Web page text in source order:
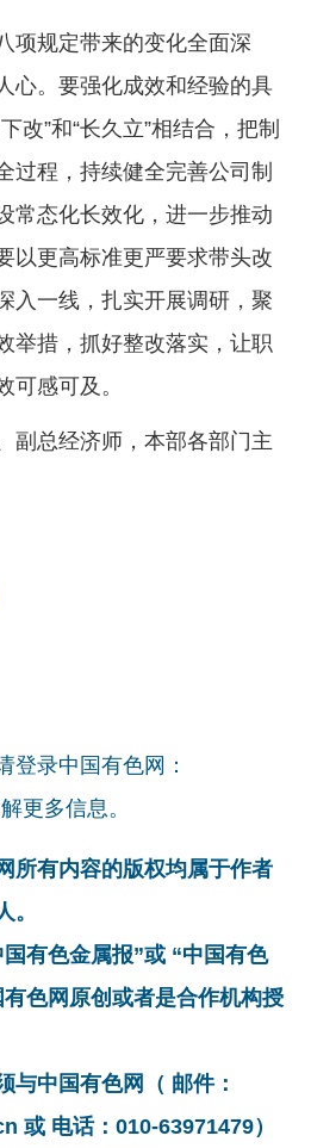
项规定带来的变化全面深
心。要强化成效和经验的具
改”和“长久立”相结合，把制
过程，持续健全完善公司制
常态化长效化，进一步推动
以更高标准更严要求带头改
入一线，扎实开展调研，聚
举措，抓好整改落实，让职
可感可及。
副总经济师，本部各部门主
登录中国有色网：
更多信息。
所有内容的版权均属于作者
。
有色金属报”或 “中国有色
色网原创或者是合作机构授
与中国有色网（ 邮件：
或 电话：010-63971479）